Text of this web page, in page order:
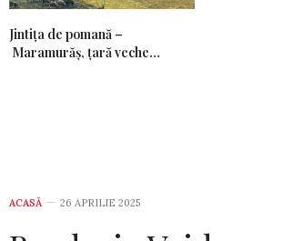
Jintiţa de pomană –
Maramurăş, ţară veche…
ACASĂ 26 APRILIE 2025